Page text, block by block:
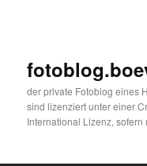
der private Fotoblog eines
sind lizenziert unter einer
International Lizenz,